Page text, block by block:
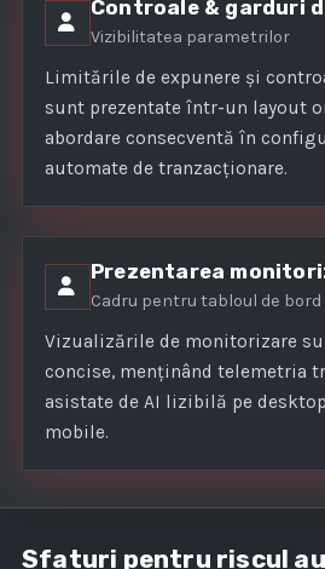
Controale & garduri
Vizibilitatea parametrilor
Limitările de expunere și
sunt prezentate într-un layout
abordare consecventă în
automate de tranzacționare.
Prezentarea
Cadru pentru tabloul de bord
Vizualizările de monitorizare
concise, menținând telemetria
asistate de AI lizibilă pe
mobile.
Sfaturi pentru riscul